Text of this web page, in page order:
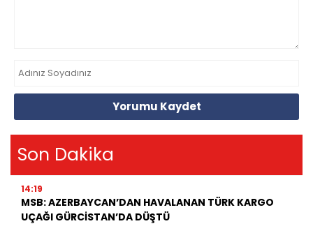
Yorumu Kaydet
Son Dakika
14:19
MSB: AZERBAYCAN’DAN HAVALANAN TÜRK KARGO
UÇAĞI GÜRCİSTAN’DA DÜŞTÜ